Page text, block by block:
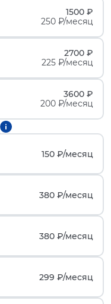
1500 ₽
250 ₽/месяц
2700 ₽
225 ₽/месяц
3600 ₽
200 ₽/месяц
150 ₽/месяц
380 ₽/месяц
380 ₽/месяц
299 ₽/месяц